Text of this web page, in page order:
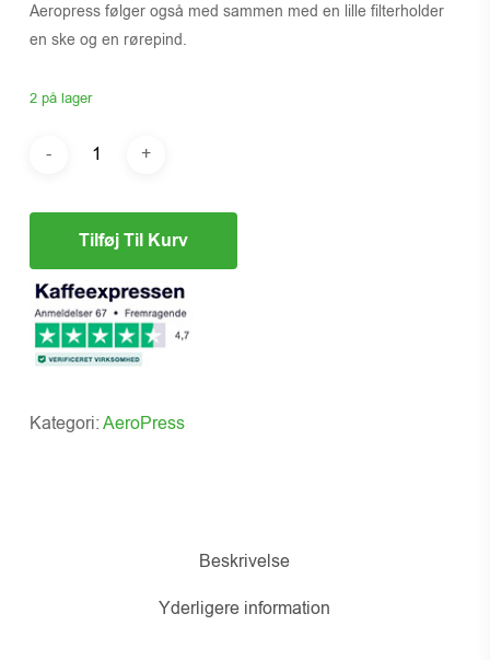
Aeropress følger også med sammen med en lille filterholder
en ske og en rørepind.
2 på lager
Tilføj Til Kurv
Kategori:AeroPress
Beskrivelse
Yderligere information